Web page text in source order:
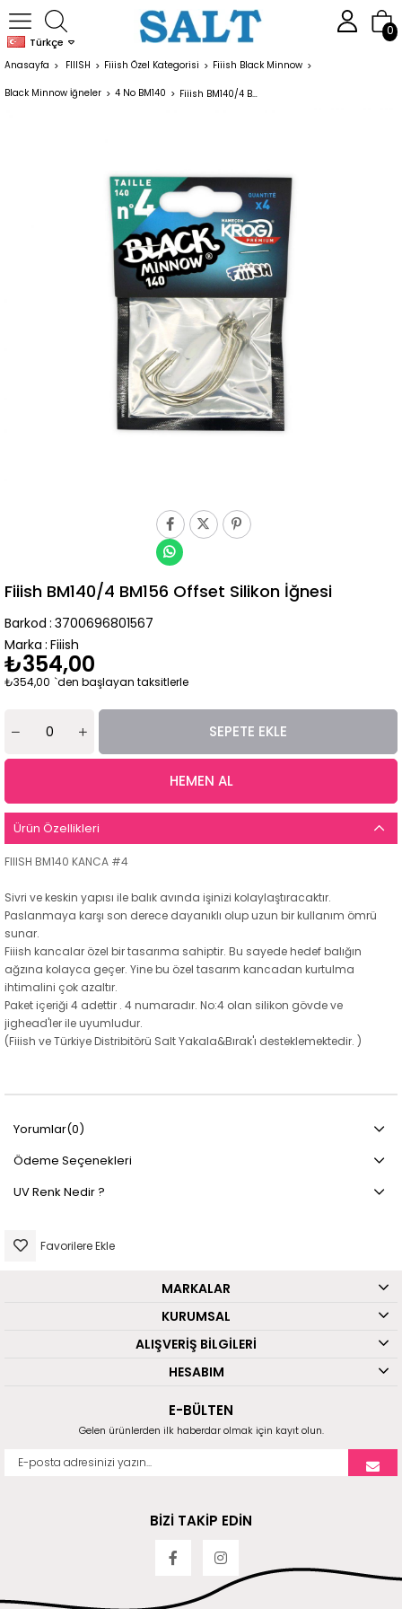
Türkçe
0
Anasayfa FIIISH Fiiish Özel Kategorisi Fiiish Black Minnow
Black Minnow İğneler 4 No BM140 Fiiish BM140/4 BM156 Offset Silikon İğnesi
Fiiish BM140/4 BM156 Offset Silikon İğnesi
Barkod : 3700696801567
Marka : Fiiish
₺354,00
₺354,00 `den başlayan taksitlerle
Ürün Özellikleri
FIIISH BM140 KANCA #4
Sivri ve keskin yapısı ile balık avında işinizi kolaylaştıracaktır.
Paslanmaya karşı son derece dayanıklı olup uzun bir kullanım ömrü
sunar.
Fiiish kancalar özel bir tasarıma sahiptir. Bu sayede hedef balığın
ağzına kolayca geçer. Yine bu özel tasarım kancadan kurtulma
ihtimalini çok azaltır.
Paket içeriği 4 adettir . 4 numaradır. No:4 olan silikon gövde ve
jighead'ler ile uyumludur.
(Fiiish ve Türkiye Distribitörü Salt Yakala&Bırak'ı desteklemektedir. )
Yorumlar(0)
Ödeme Seçenekleri
UV Renk Nedir ?
Favorilere Ekle
MARKALAR
KURUMSAL
ALIŞVERİŞ BİLGİLERİ
HESABIM
E-BÜLTEN
Gelen ürünlerden ilk haberdar olmak için kayıt olun.
BİZİ TAKİP EDİN